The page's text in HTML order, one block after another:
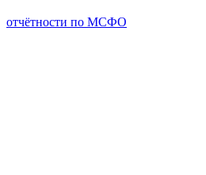
отчётности по МСФО